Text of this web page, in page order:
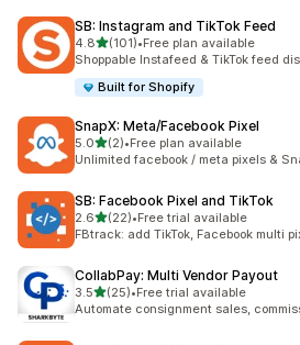
SB: Instagram and TikTok Feed
4.85つ星中
(101)
合計レビュー数：101件
•Free plan available
Shoppable Instafeed & TikTok feed
Built for Shopify
SnapX: Meta/Facebook Pixel
5.05つ星中
(2)
合計レビュー数：2件
•Free plan available
Unlimited facebook / meta pixels &
SB: Facebook Pixel and TikTok
2.65つ星中
(22)
合計レビュー数：22件
•Free trial available
FBtrack: add TikTok, Facebook multi
CollabPay: Multi Vendor Payout
3.55つ星中
(25)
合計レビュー数：25件
•Free trial available
Automate consignment sales,